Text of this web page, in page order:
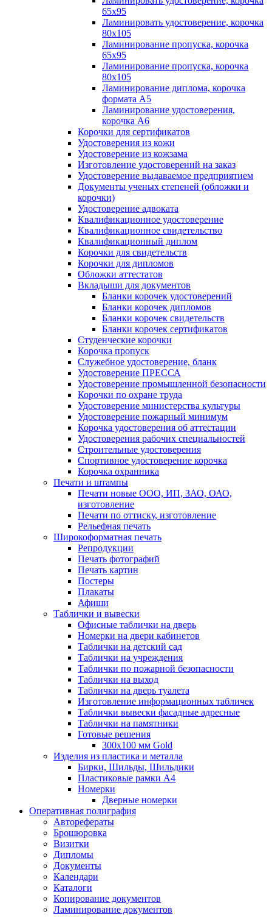
65х95
Ламинировать удостоверение, корочка
80х105
Ламинирование пропуска, корочка
65х95
Ламинирование пропуска, корочка
80х105
Ламинирование диплома, корочка
формата А5
Ламинирование удостоверения,
корочка А6
Корочки для сертификатов
Удостоверения из кожи
Удостоверение из кожзама
Изготовление удостоверений на заказ
Удостоверение выдаваемое предприятием
Документы ученых степеней (обложки и
корочки)
Удостоверение адвоката
Квалификационное удостоверение
Квалификационное свидетельство
Квалификационный диплом
Корочки для свидетельств
Корочки для дипломов
Обложки аттестатов
Вкладыши для документов
Бланки корочек удостоверений
Бланки корочек дипломов
Бланки корочек свидетельств
Бланки корочек сертификатов
Студенческие корочки
Корочка пропуск
Служебное удостоверение, бланк
Удостоверение ПРЕССА
Удостоверение промышленной безопасности
Корочки по охране труда
Удостоверение министерства культуры
Удостоверение пожарный минимум
Корочка удостоверения об аттестации
Удостоверения рабочих специальностей
Строительные удостоверения
Спортивное удостоверение корочка
Корочка охранника
Печати и штампы
Печати новые ООО, ИП, ЗАО, ОАО,
изготовление
Печати по оттиску, изготовление
Рельефная печать
Широкоформатная печать
Репродукции
Печать фотографий
Печать картин
Постеры
Плакаты
Афиши
Таблички и вывески
Офисные таблички на дверь
Номерки на двери кабинетов
Таблички на детский сад
Таблички на учреждения
Таблички по пожарной безопасности
Таблички на выход
Таблички на дверь туалета
Изготовление информационных табличек
Таблички вывески фасадные адресные
Таблички на памятники
Готовые решения
300x100 мм Gold
Изделия из пластика и металла
Бирки, Шильды, Шильдики
Пластиковые рамки А4
Номерки
Дверные номерки
Оперативная полиграфия
Авторефераты
Брошюровка
Визитки
Дипломы
Документы
Календари
Каталоги
Копирование документов
Ламинирование документов